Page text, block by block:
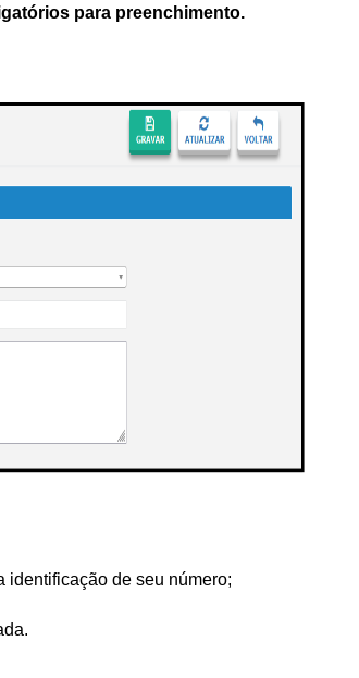
para preenchimento.
identificação de seu número;